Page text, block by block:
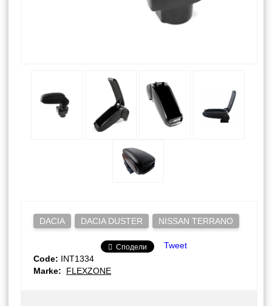
DACIA DACIA DUSTER NISSAN TERRANO
Сподели
Tweet
Code: INT1334
Marke:
FLEXZONE